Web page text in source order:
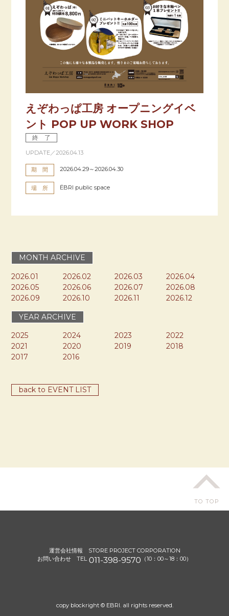
えぞわっぱ工房 オープニングイベ
ント POP UP WORK SHOP
終 了
UPDATE／2026.04.13
期 間 2026.04.29～2026.04.30
場 所 ËBRI public space
MONTH ARCHIVE
2026.01 2026.02 2026.03
2026.04
2026.05
2026.06 2026.07
2026.08
2026.09
2026.10 2026.11 2026.12
YEAR ARCHIVE
2025 2024 2023
2022
2021
2020 2019
2018
2017
2016
back to EVENT LIST
TO TOP
運営会社情報
STORE PROJECT CORPORATION
お問い合わせ TEL
（10：00～18：00）
copy blockright © EBRI. all rights reserved.